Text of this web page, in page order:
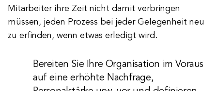
Mitarbeiter ihre Zeit nicht damit verbringen
müssen, jeden Prozess bei jeder Gelegenheit neu
zu erfinden, wenn etwas erledigt wird.
Bereiten Sie Ihre Organisation im Voraus
auf eine erhöhte Nachfrage,